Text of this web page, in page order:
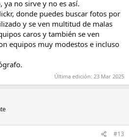
como te lo haces, da igual el estilo
ese mito que tienes, pongas
la fotografiua no es solo para
tambien pienso que soy el unico,
para darle dinamismo a este foro...
a ver algunos fotografos que me flipan
su SonyA7IV, sus tonos, luces e incluso
las conozco y he visitado, pero me es
no sirve y no es así.
donde puedes buscar fotos por
y se ven multitud de malas
caros y también se ven
equipos muy modestos e incluso
Última edición: 23 Mar 2025
#13